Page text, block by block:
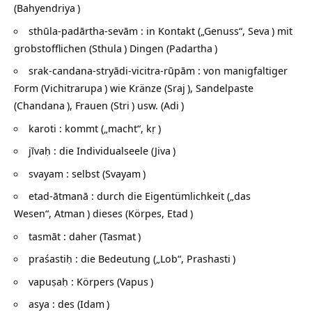
(Bahyendriya )
sthūla-padārtha-sevām : in Kontakt („Genuss“, Seva ) mit
grobstofflichen (Sthula ) Dingen (Padartha )
srak-candana-stryādi-vicitra-rūpām : von manigfaltiger
Form (Vichitrarupa ) wie Kränze (Sraj ), Sandelpaste
(Chandana ), Frauen (Stri ) usw. (Adi )
karoti : kommt („macht“, kṛ)
jīvaḥ : die Individualseele (Jiva )
svayam : selbst (Svayam )
etad-ātmanā : durch die Eigentümlichkeit („das
Wesen“, Atman ) dieses (Körpes, Etad )
tasmāt : daher (Tasmat)
praśastiḥ : die Bedeutung („Lob“, Prashasti )
vapuṣaḥ : Körpers (Vapus)
asya : des (Idam )